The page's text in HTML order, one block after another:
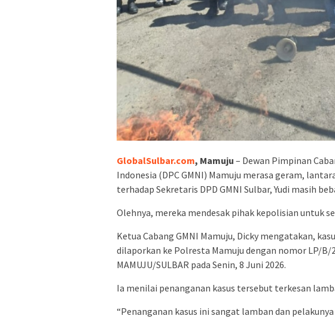
GlobalSulbar.com, Mamuju – Dewan Pimpinan
Indonesia (DPC GMNI) Mamuju merasa geram,
terhadap Sekretaris DPD GMNI Sulbar, Yudi masih
Olehnya, mereka mendesak pihak kepolisian untuk
Ketua Cabang GMNI Mamuju, Dicky mengatakan,
dilaporkan ke Polresta Mamuju dengan nomor LP/B/
MAMUJU/SULBAR pada Senin, 8 Juni 2026.
Ia menilai penanganan kasus tersebut terkesan
“Penanganan kasus ini sangat lamban dan